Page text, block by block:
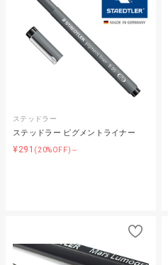
ステッドラー
ステッドラー ピグメントライナー
¥291 (20%OFF)～